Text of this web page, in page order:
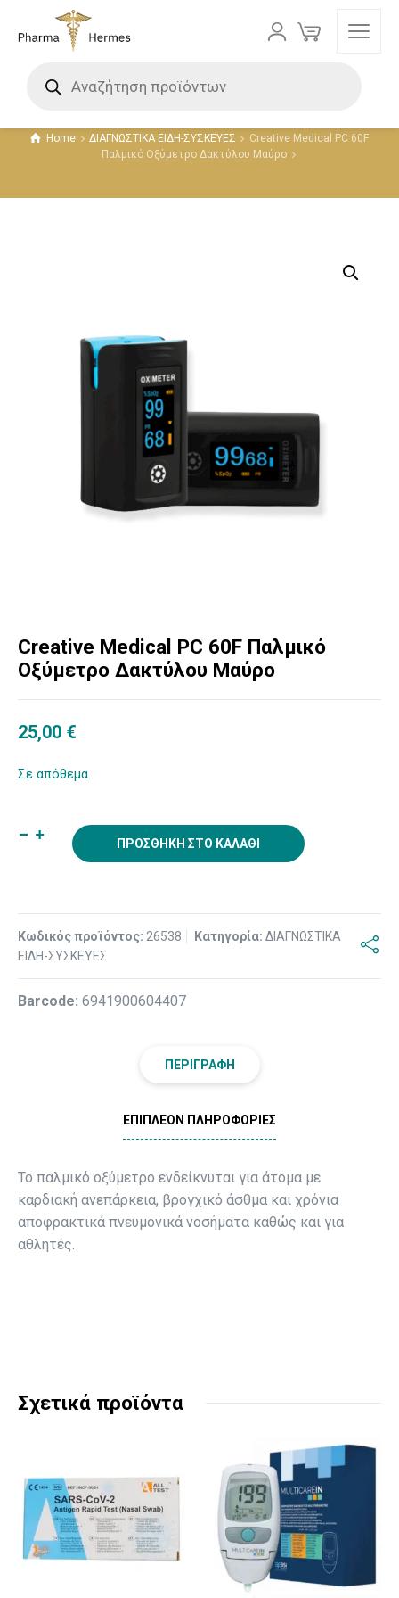
Home ΔΙΑΓΝΩΣΤΙΚΑ ΕΙΔΗ-ΣΥΣΚΕΥΕΣ
Creative Medical PC 60F
Παλμικό Οξύμετρο Δακτύλου Μαύρο
Creative Medical PC 60F Παλμικό
Οξύμετρο Δακτύλου Μαύρο
25,00 €
Σε απόθεμα
ΠΡΟΣΘΉΚΗ ΣΤΟ ΚΑΛΆΘΙ
Κωδικός προϊόντος: 26538 Κατηγορία: ΔΙΑΓΝΩΣΤΙΚΑ
ΕΙΔΗ-ΣΥΣΚΕΥΕΣ
Βarcode: 6941900604407
ΠΕΡΙΓΡΑΦΉ
ΕΠΙΠΛΈΟΝ ΠΛΗΡΟΦΟΡΊΕΣ
Το παλμικό οξύμετρο ενδείκνυται για άτομα με
καρδιακή ανεπάρκεια, βρογχικό άσθμα και χρόνια
αποφρακτικά πνευμονικά νοσήματα καθώς και για
αθλητές.
Σχετικά προϊόντα